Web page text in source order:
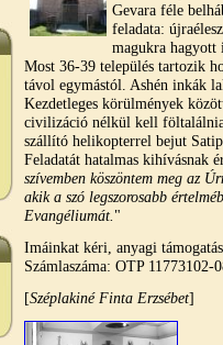
Gevara féle
feladata:
magukra hagyott
Most 36-39 település tartozik
távol egymástól. Ashén inkák
Kezdetleges körülmények
civilizáció nélkül kell
szállító helikopterrel bejut
Feladatát hatalmas kihívásnak
szívemben köszöntem meg az
akik a szó legszorosabb
Evangéliumát. "
Imáinkat kéri, anyagi
Számlaszáma: OTP 11773102-
[Széplakiné Finta Erzsébet]